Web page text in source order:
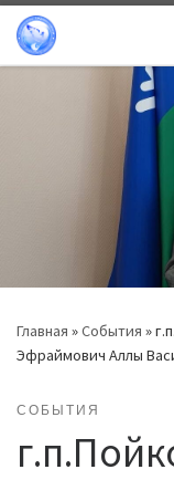
Перейти к
Главная »События »
Эфраймович Аллы
СОБЫТИЯ